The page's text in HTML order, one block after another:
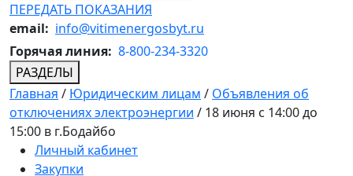
ПЕРЕДАТЬ ПОКАЗАНИЯ
email: info@vitimenergosbyt.ru
Горячая линия: 8-800-234-3320
РАЗДЕЛЫ
Главная / Юридическим лицам / Объявления об
отключениях электроэнергии / 18 июня с 14:00 до
15:00 в г.Бодайбо
Личный кабинет
Закупки